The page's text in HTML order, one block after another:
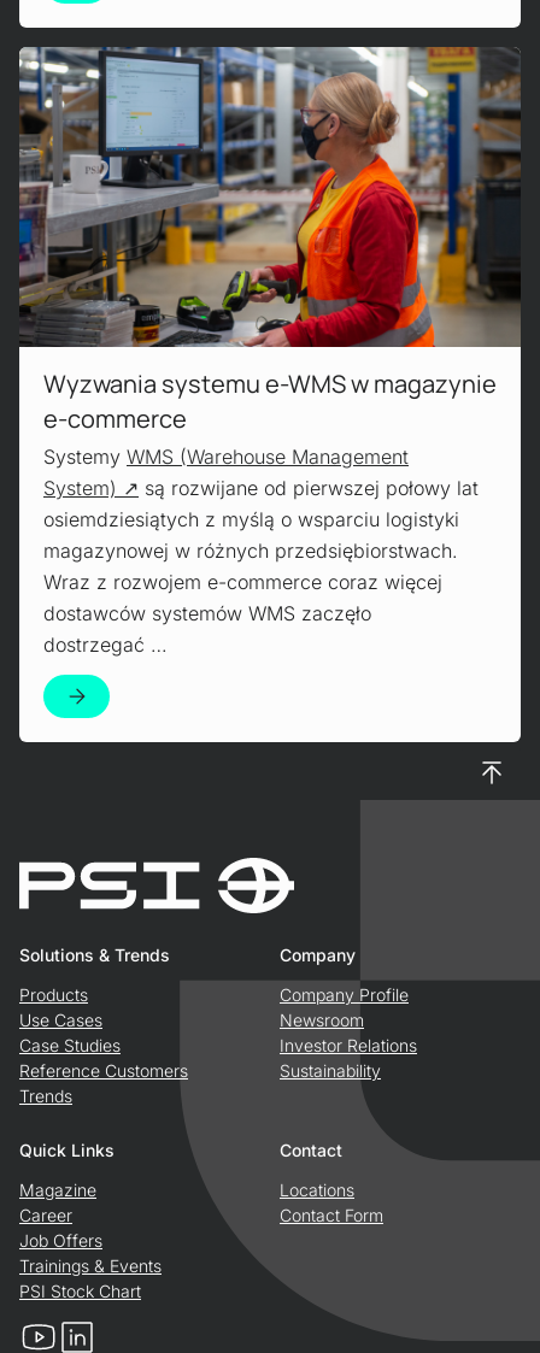
Wyzwania systemu e-WMS w magazynie
e-commerce
Systemy WMS (Warehouse Management
System)
są rozwijane od pierwszej połowy lat
osiemdziesiątych z myślą o wsparciu logistyki
magazynowej w różnych przedsiębiorstwach.
Wraz z rozwojem e-commerce coraz więcej
dostawców systemów WMS zaczęło
dostrzegać …
Read more!
Solutions & Trends
Products
Use Cases
Case Studies
Reference Customers
Trends
Company
Company Profile
Newsroom
Investor Relations
Sustainability
Quick Links
Magazine
Career
Job Offers
Trainings & Events
PSI Stock Chart
Contact
Locations
Contact Form
YouTubeLinkedIn
To top